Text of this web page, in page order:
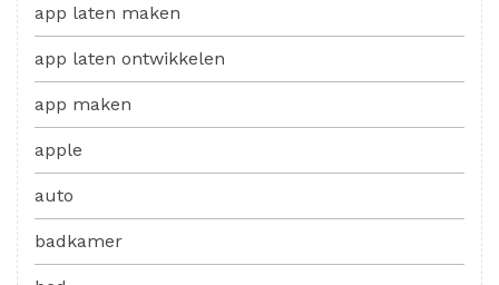
app laten maken
app laten ontwikkelen
app maken
apple
auto
badkamer